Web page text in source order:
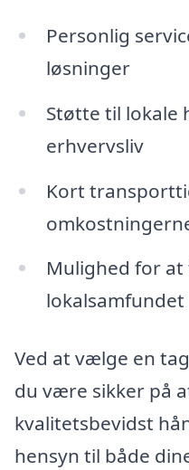
Personlig
løsninger
Støtte til lokale
erhvervsliv
Kort
Mulighed for
lokalsamfundet
Ved at vælge en
du være sikker på
kvalitetsbevidst
hensyn til både